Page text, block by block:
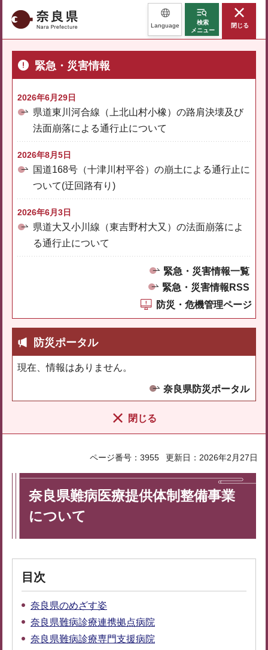
奈良県 Language
検索
メニュー
閉じる
緊急・災害情報
2026年6月29日
県道東川河合線（上北山村小橡）の路肩決壊及び
法面崩落による通行止について
2026年8月5日
国道168号（十津川村平谷）の崩土による通行止に
ついて(迂回路有り)
2026年6月3日
県道大又小川線（東吉野村大又）の法面崩落によ
る通行止について
緊急・災害情報一覧
緊急・災害情報RSS
防災・危機管理ページ
防災ポータル
現在、情報はありません。
奈良県防災ポータル
閉じる
ページ番号：3955 更新日：2026年2月27日
奈良県難病医療提供体制整備事業
について
目次
奈良県のめざす姿
奈良県難病診療連携拠点病院
奈良県難病診療専門支援病院